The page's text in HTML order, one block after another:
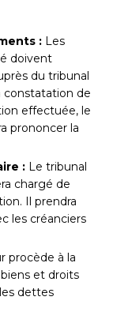
: Les
doivent
du tribunal
constatation de
effectuée, le
prononcer la
: Le tribunal
chargé de
Il prendra
les créanciers
procède à la
et droits
dettes